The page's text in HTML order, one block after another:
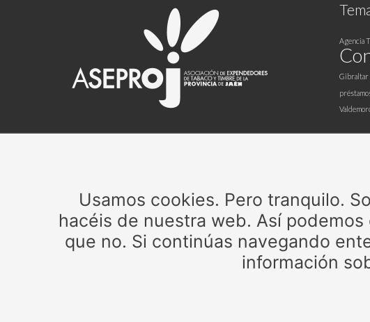
Inscrita en el Registro de Asociaciones de Andalucía
con el número 23/230.
Contacta con ASEPROJ a través del correo
info@aseproj.com
Agencia
Gibraltar
Usamos cookies. Pero tranquilo.
hacéis de nuestra web. Así
que no. Si continúas navegando
información